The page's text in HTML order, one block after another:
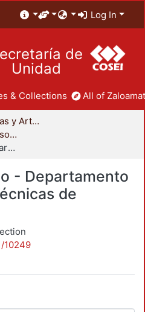
Log In
de
Unidad
& Collections All of
División de Ciencias y Artes para el Diseño
Departamento de Procesos y Técnicas de Realización
Capítulos de libro - Departamento de Procesos y Técnicas de Realización
- Departamento
de
10249